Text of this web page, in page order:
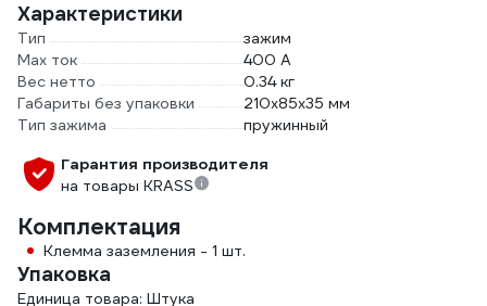
Характеристики
Тип
зажим
Max ток
400 А
Вес нетто
0.34 кг
Габариты без упаковки
210х85х35 мм
Тип зажима
пружинный
Гарантия производителя
на товары KRASS
Комплектация
Клемма заземления - 1 шт.
Упаковка
Единица товара: Штука